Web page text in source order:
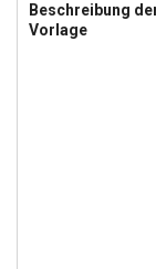
Beschreibung
Vorlage